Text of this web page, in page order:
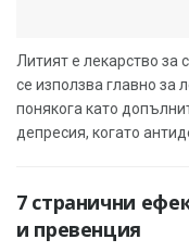
Литият е лекарство за
се използва главно за
понякога като
депресия, когато
7 странични
и превенция